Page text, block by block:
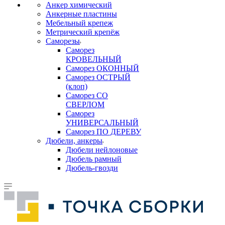
Анкер химический
Анкерные пластины
Мебельный крепеж
Метрический крепёж
Саморезы
Саморез
КРОВЕЛЬНЫЙ
Саморез ОКОННЫЙ
Саморез ОСТРЫЙ
(клоп)
Саморез СО
СВЕРЛОМ
Саморез
УНИВЕРСАЛЬНЫЙ
Саморез ПО ДЕРЕВУ
Дюбели, анкеры
Дюбели нейлоновые
Дюбель рамный
Дюбель-гвозди